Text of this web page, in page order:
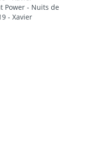
Power - Nuits de
- Xavier